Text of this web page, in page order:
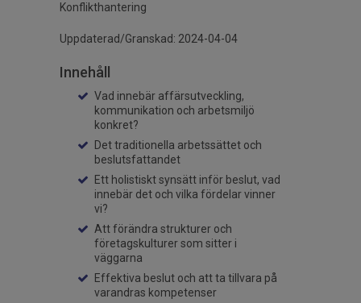
Konflikthantering
Uppdaterad/Granskad: 2024-04-04
Innehåll
Vad innebär affärsutveckling,
kommunikation och arbetsmiljö
konkret?
Det traditionella arbetssättet och
beslutsfattandet
Ett holistiskt synsätt inför beslut, vad
innebär det och vilka fördelar vinner
vi?
Att förändra strukturer och
företagskulturer som sitter i
väggarna
Effektiva beslut och att ta tillvara på
varandras kompetenser